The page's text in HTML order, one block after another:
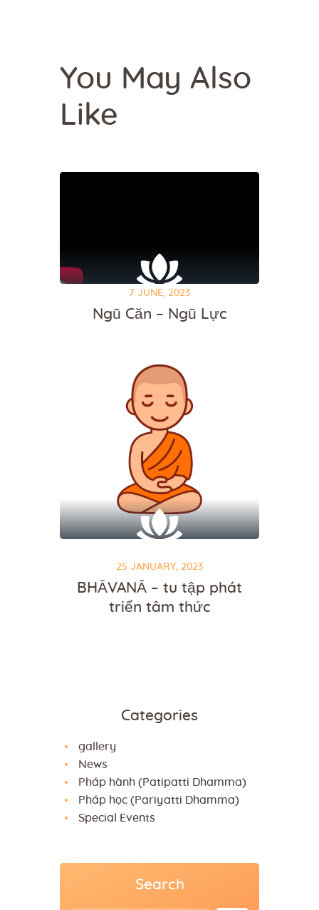
You May Also
Like
7 JUNE, 2023
Ngũ Căn – Ngũ Lực
25 JANUARY, 2023
BHĀVANĀ – tu tập phát
triển tâm thức
Categories
gallery
News
Pháp hành (Patipatti Dhamma)
Pháp học (Pariyatti Dhamma)
Special Events
Search